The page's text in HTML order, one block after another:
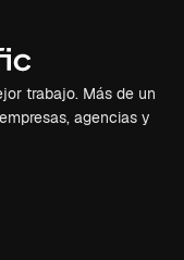
trabajo. Más de un
agencias y